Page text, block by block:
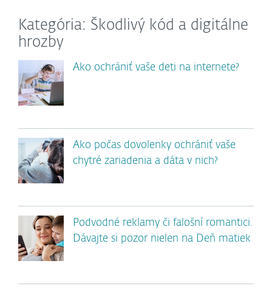
Kategória: Škodlivý kód a digitálne
hrozby
Ako ochrániť vaše deti na internete?
Ako počas dovolenky ochrániť vaše
chytré zariadenia a dáta v nich?
Podvodné reklamy či falošní romantici.
Dávajte si pozor nielen na Deň matiek